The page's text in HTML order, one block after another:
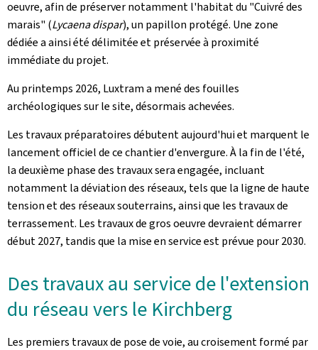
oeuvre, afin de préserver notamment l'habitat du "Cuivré des
marais" (Lycaena dispar), un papillon protégé. Une zone
dédiée a ainsi été délimitée et préservée à proximité
immédiate du projet.
Au printemps 2026, Luxtram a mené des fouilles
archéologiques sur le site, désormais achevées.
Les travaux préparatoires débutent aujourd'hui et marquent le
lancement officiel de ce chantier d'envergure. À la fin de l'été,
la deuxième phase des travaux sera engagée, incluant
notamment la déviation des réseaux, tels que la ligne de haute
tension et des réseaux souterrains, ainsi que les travaux de
terrassement. Les travaux de gros oeuvre devraient démarrer
début 2027, tandis que la mise en service est prévue pour 2030.
Des travaux au service de l'extension
du réseau vers le Kirchberg
Les premiers travaux de pose de voie, au croisement formé par